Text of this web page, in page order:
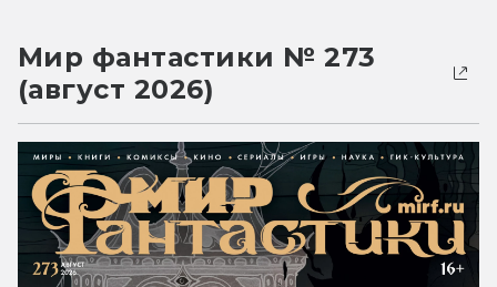
Мир фантастики № 273
(август 2026)